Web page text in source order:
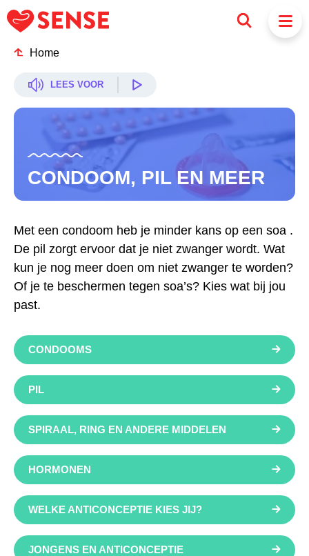
Home
LEES VOOR
CONDOOM, PIL EN MEER
Met een condoom heb je minder kans op een soa .
De pil zorgt ervoor dat je niet zwanger wordt. Wat
kun je nog meer doen om niet zwanger te worden?
Of je te beschermen tegen soa’s? Kies wat bij jou
past.
CONDOOMS
PIL
SPIRAAL, RING EN ANDERE MIDDELEN
HORMONEN
WELKE ANTICONCEPTIE KIES JIJ?
JONGENS EN ANTICONCEPTIE